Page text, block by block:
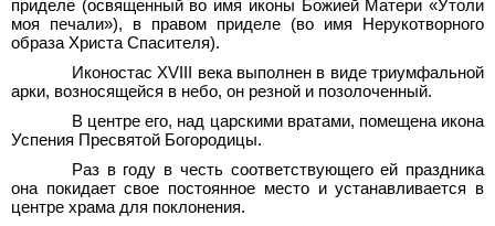
приделе (освященный во имя иконы Божией Матери «Утоли
моя печали»), в правом приделе (во имя Нерукотворного
образа Христа Спасителя).
Иконостас XVIII века выполнен в виде триумфальной
арки, возносящейся в небо, он резной и позолоченный.
В центре его, над царскими вратами, помещена икона
Успения Пресвятой Богородицы.
Раз в году в честь соответствующего ей праздника
она покидает свое постоянное место и устанавливается в
центре храма для поклонения.